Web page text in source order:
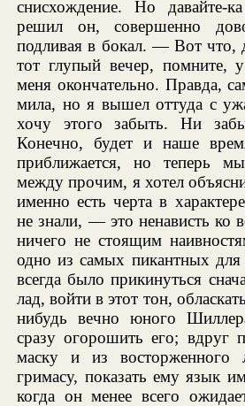
снисхождение. Но
решил он, совершенно
подливая в бокал. — Вот
тот глупый вечер, помните,
меня окончательно. Правда,
мила, но я вышел оттуда с
хочу этого забыть. Ни
Конечно, будет и наше
приближается, но теперь
между прочим, я хотел
именно есть черта в
не знали, — это ненависть ко
ничего не стоящим
одно из самых пикантных для
всегда было прикинуться
лад, войти в этот тон,
нибудь вечно юного
сразу огорошить его; вдруг
маску и из восторженного
гримасу, показать ему язык
когда он менее всего